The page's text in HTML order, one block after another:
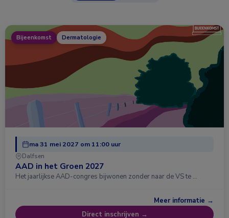
Bijeenkomst Dermatologie
ma 31 mei 2027 om 11:00 uur
Dalfsen
AAD in het Groen 2027
Het jaarlijkse AAD-congres bijwonen zonder naar de VS te …
Meer informatie →
Direct inschrijven →